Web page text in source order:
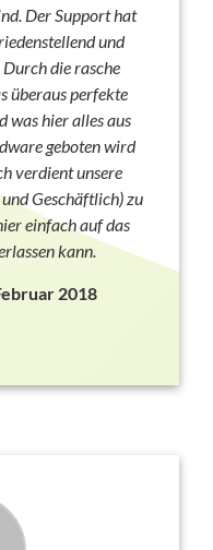
hat
und
überaus perfekte
was hier alles aus
geboten wird
verdient unsere
Geschäftlich) zu
einfach auf das
kann.
2018